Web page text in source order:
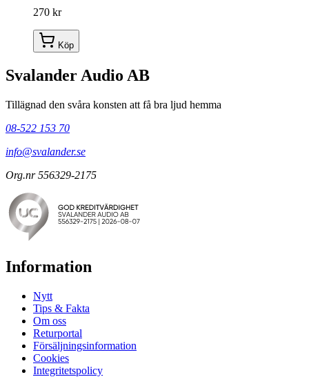
270 kr
Köp
Svalander Audio AB
Tillägnad den svåra konsten att få bra ljud hemma
08-522 153 70
info@svalander.se
Org.nr 556329-2175
Information
Nytt
Tips & Fakta
Om oss
Returportal
Försäljningsinformation
Cookies
Integritetspolicy